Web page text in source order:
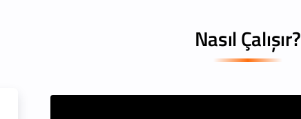
Nasıl Çalışır?